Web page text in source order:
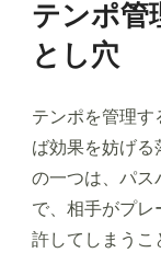
テンポ管
とし穴
テンポを管理
ば効果を妨げ
の一つは、パス
で、相手がプ
許してしまうこ